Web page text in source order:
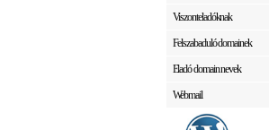
Viszonteladóknak
Felszabaduló domainek
Eladó domain nevek
Webmail